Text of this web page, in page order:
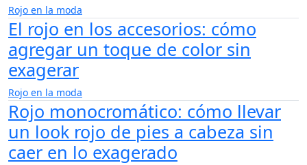
Rojo en la moda
El rojo en los accesorios: cómo
agregar un toque de color sin
exagerar
Rojo en la moda
Rojo monocromático: cómo llevar
un look rojo de pies a cabeza sin
caer en lo exagerado